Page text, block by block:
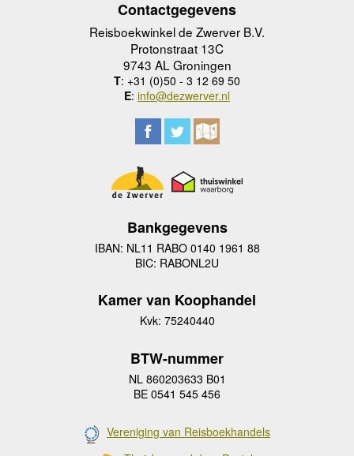
Contactgegevens
Reisboekwinkel de Zwerver B.V.
Protonstraat 13C
9743 AL Groningen
T: +31 (0)50 - 3 12 69 50
E: info@dezwerver.nl
Bankgegevens
IBAN: NL11 RABO 0140 1961 88
BIC: RABONL2U
Kamer van Koophandel
Kvk: 75240440
BTW-nummer
NL 860203633 B01
BE 0541 545 456
Vereniging van Reisboekhandels